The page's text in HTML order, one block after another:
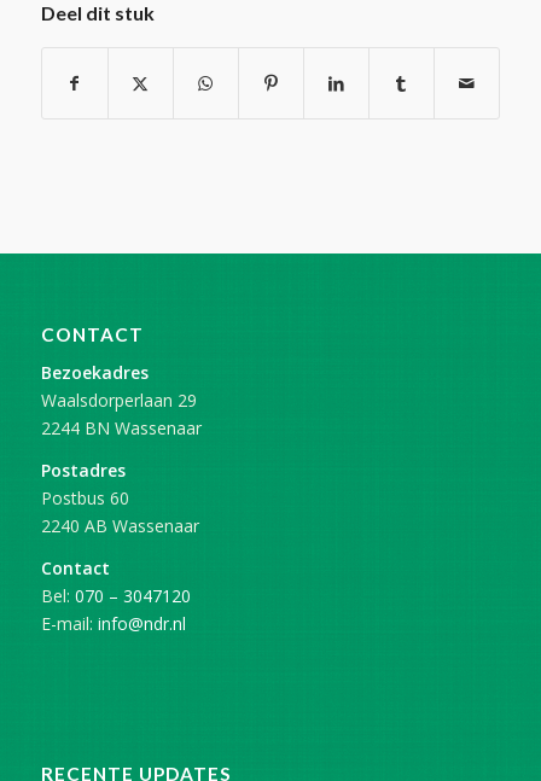
Deel dit stuk
CONTACT
Bezoekadres
Waalsdorperlaan 29
2244 BN Wassenaar
Postadres
Postbus 60
2240 AB Wassenaar
Contact
Bel: 070 – 3047120
E-mail: info@ndr.nl
RECENTE UPDATES